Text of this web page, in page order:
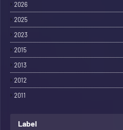
2026
2025
2023
2015
2013
2012
2011
Label